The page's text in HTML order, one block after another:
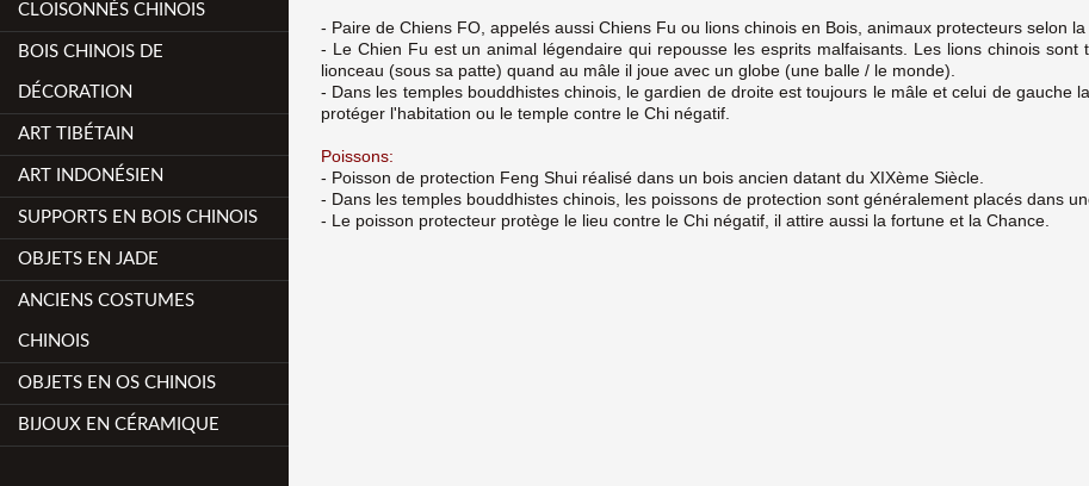
CLOISONNÉS CHINOIS
BOIS CHINOIS DE
DÉCORATION
ART TIBÉTAIN
ART INDONÉSIEN
SUPPORTS EN BOIS CHINOIS
OBJETS EN JADE
ANCIENS COSTUMES
CHINOIS
OBJETS EN OS CHINOIS
BIJOUX EN CÉRAMIQUE
- Paire de Chiens FO, appelés aussi Chiens Fu ou lions chinois en Bois, animaux protecteurs selon la
- Le Chien Fu est un animal légendaire qui repousse les esprits malfaisants. Les lions chinois
lionceau (sous sa patte) quand au mâle il joue avec un globe (une balle / le monde).
- Dans les temples bouddhistes chinois, le gardien de droite est toujours le mâle et celui de gauche
protéger l'habitation ou le temple contre le Chi négatif.
Poissons:
- Poisson de protection Feng Shui réalisé dans un bois ancien datant du XIXème Siècle.
- Dans les temples bouddhistes chinois, les poissons de protection sont généralement placés dans
- Le poisson protecteur protège le lieu contre le Chi négatif, il attire aussi la fortune et la Chance.